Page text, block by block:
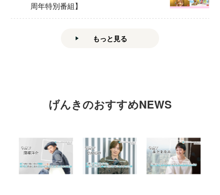
周年特別番組】
もっと見る
げんきのおすすめNEWS